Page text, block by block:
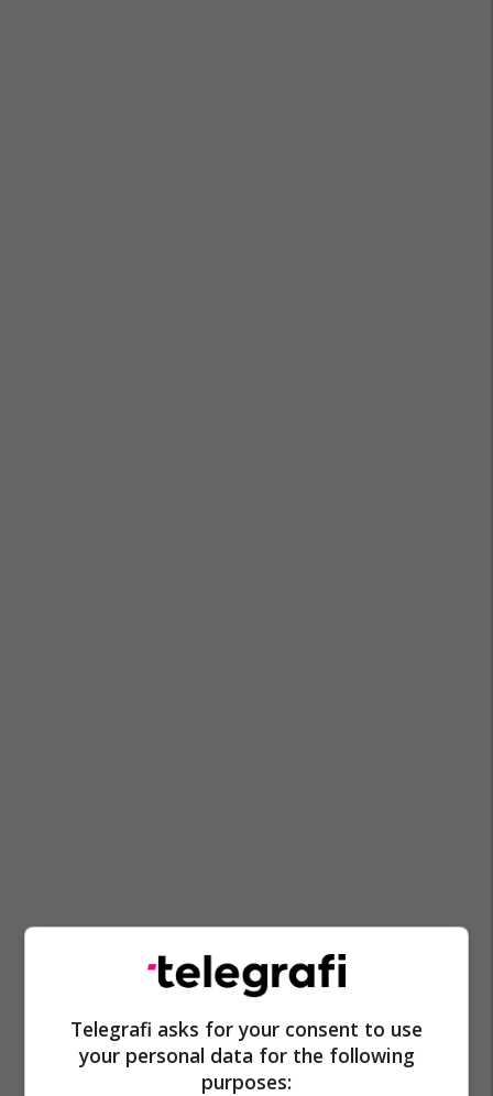
Vedat Muriqi
Telegrafi asks for your consent to use
your personal data for the following
purposes: